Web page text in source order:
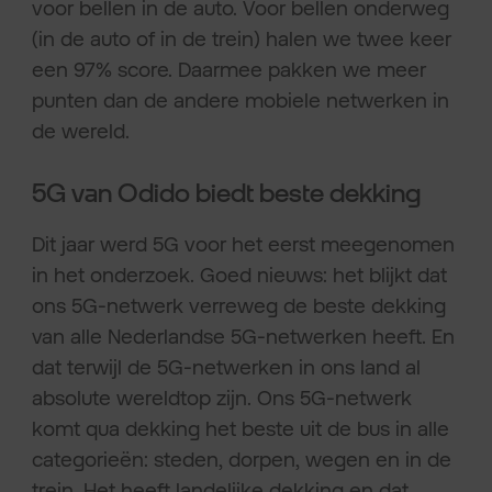
voor bellen in de auto. Voor bellen onderweg
(in de auto of in de trein) halen we twee keer
een 97% score. Daarmee pakken we meer
punten dan de andere mobiele netwerken in
de wereld.
5G van Odido biedt beste dekking
Dit jaar werd 5G voor het eerst meegenomen
in het onderzoek. Goed nieuws: het blijkt dat
ons 5G-netwerk verreweg de beste dekking
van alle Nederlandse 5G-netwerken heeft. En
dat terwijl de 5G-netwerken in ons land al
absolute wereldtop zijn. Ons 5G-netwerk
komt qua dekking het beste uit de bus in alle
categorieën: steden, dorpen, wegen en in de